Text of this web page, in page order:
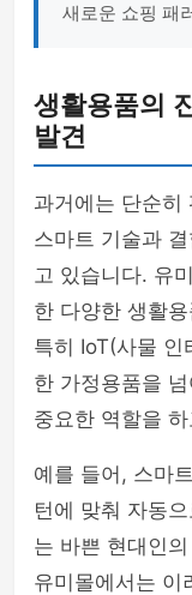
새로운 쇼핑 패
생활용품의
발견
과거에는 단순히
스마트 기술과
고 있습니다. 유
한 다양한 생활
특히 IoT(사물 인
한 가정용품을 넘
중요한 역할을
예를 들어, 스마
턴에 맞춰 자동
는 바쁜 현대인
유미몰에서는 이